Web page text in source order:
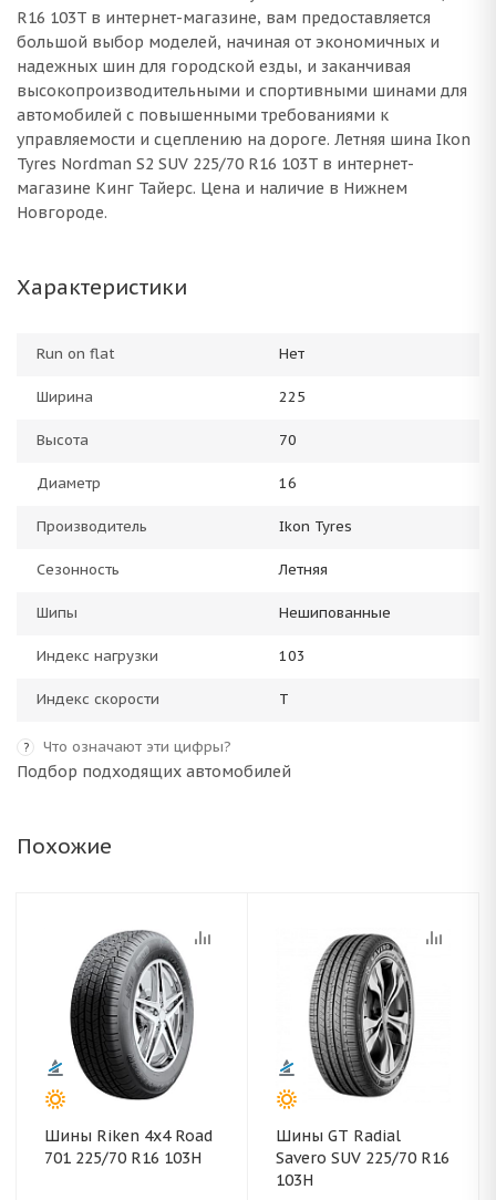
R16 103T в интернет-магазине, вам предоставляется
большой выбор моделей, начиная от экономичных и
надежных шин для городской езды, и заканчивая
высокопроизводительными и спортивными шинами для
автомобилей с повышенными требованиями к
управляемости и сцеплению на дороге. Летняя шина Ikon
Tyres Nordman S2 SUV 225/70 R16 103T в интернет-
магазине Кинг Тайерс. Цена и наличие в Нижнем
Новгороде.
Характеристики
Run on flat Нет
Ширина 225
Высота 70
Диаметр 16
Производитель Ikon Tyres
Сезонность Летняя
Шипы Нешипованные
Индекс нагрузки 103
Индекс скорости T
? Что означают эти цифры?
Подбор подходящих автомобилей
Похожие
Шины Riken 4x4 Road
701 225/70 R16 103H
Шины GT Radial
Savero SUV 225/70 R16
103H